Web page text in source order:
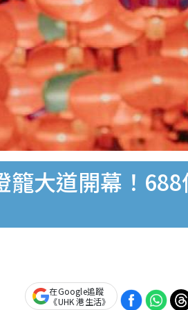
籠大道開幕！
在Google追蹤
《UHK 港生活》